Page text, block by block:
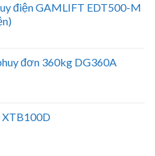
điện GAMLIFT EDT500-M
đơn 360kg DG360A
XTB100D